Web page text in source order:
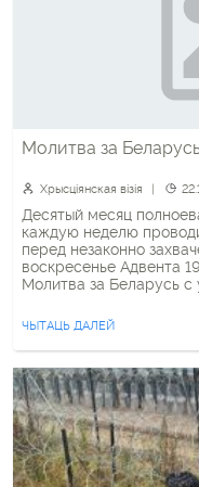
Молитва за
Хрысціянская візія
Десятый месяц
каждую неделю
перед незаконно
воскресенье Адвента
Молитва за Беларусь с
землю, мы
благословляем этот
ЧЫТАЦЬ ДАЛЕЙ